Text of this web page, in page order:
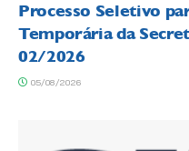
Processo Seletivo
Temporária da
02/2026
05/08/2026